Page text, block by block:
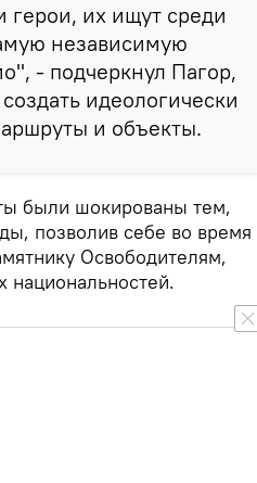
их ищут среди
независимую
- подчеркнул Пагор,
идеологически
и объекты.
были шокированы тем,
позволив себе во время
Освободителям,
национальностей.